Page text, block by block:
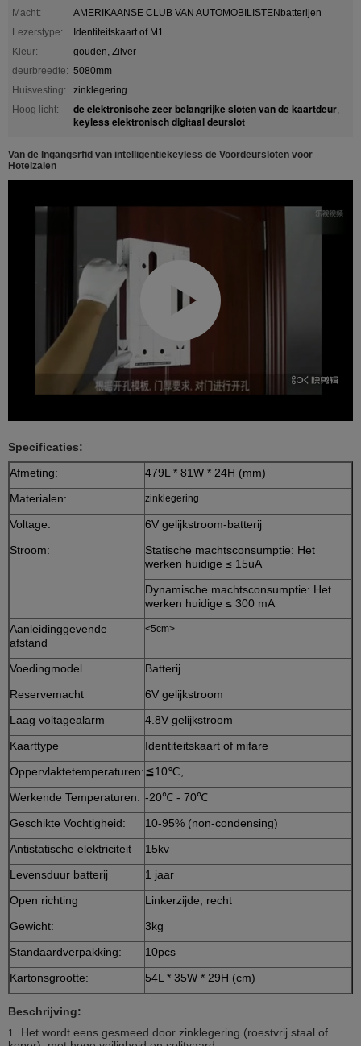
Macht:
AMERIKAANSE CLUB VAN AUTOMOBILISTENbatterijen
Lezerstype:
Identiteitskaart of M1
Kleur:
gouden, Zilver
deurbreedte: 5080mm
Huisvesting:
zinklegering
Hoog licht:
de elektronische zeer belangrijke sloten van de kaartdeur,
keyless elektronisch digitaal deurslot
Van de Ingangsrfid van intelligentiekeyless de Voordeursloten voor
Hotelzalen
Specificaties:
Afmeting:
479L * 81W * 24H (mm)
Materialen:
zinklegering
Voltage:
6V gelijkstroom-batterij
Stroom:
Statische machtsconsumptie: Het
werken huidige ≤ 15uA
Dynamische machtsconsumptie: Het
werken huidige ≤ 300 mA
Aanleidinggevende
afstand
<5cm>
Voedingmodel
Batterij
Reservemacht
6V gelijkstroom
Laag voltagealarm
4.8V gelijkstroom
Kaarttype
Identiteitskaart of mifare
Oppervlaktetemperaturen:≦10℃,
Werkende Temperaturen: -20℃ - 70℃
Geschikte Vochtigheid:
10-95% (non-condensing)
Antistatische elektriciteit
15kv
Levensduur batterij
1 jaar
Open richting
Linkerzijde, recht
Gewicht:
3kg
Standaardverpakking:
10pcs
Kartonsgrootte:
54L * 35W * 29H (cm)
Beschrijving:
1 . Het wordt eens gesmeed door zinklegering (roestvrij staal of